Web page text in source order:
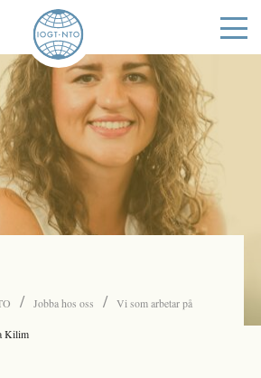
/ Jobba hos oss / Vi som arbetar på
Kilim